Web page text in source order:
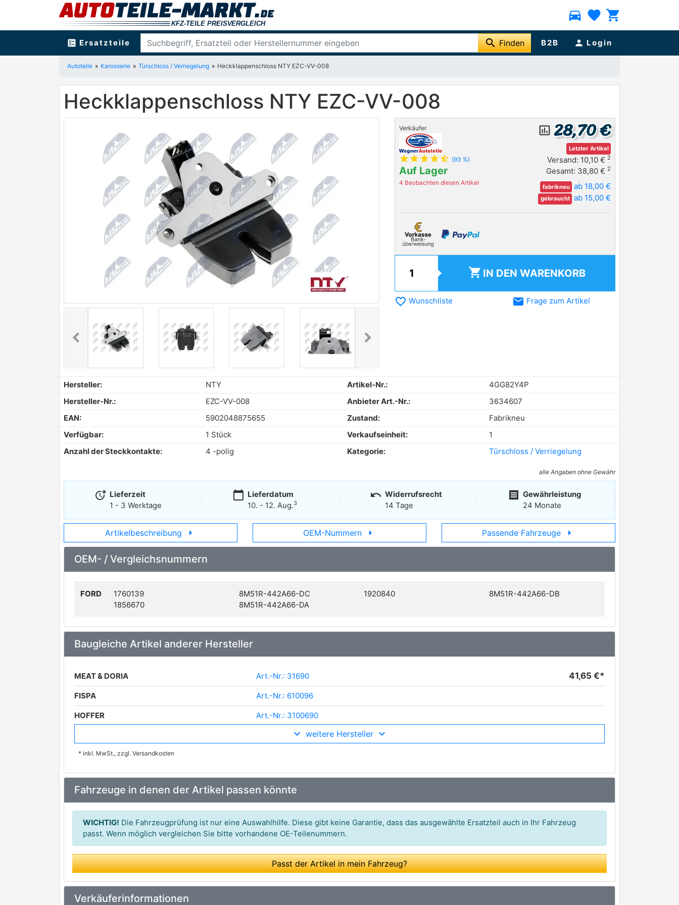
directions_car favorite shopping_cart
ballot Ersatzteile search Finden B2B person Login
Autoteile Karosserie Türschloss / Verriegelung Heckklappenschloss NTY EZC-VV-008
Heckklappenschloss NTY EZC-VV-008
chevron_leftPrevious chevron_right
Next
Verkäufer
star star star star star_half (93 %)
Auf Lager
4 Beobachten diesen Artikel
insert_chart_outlined 28,70 €
Letzter Artikel
Versand: 10,10 € 2
Gesamt: 38,80 € 2
fabrikneu ab 18,00 €
gebraucht ab 15,00 €
shopping_cart IN DEN WARENKORB
favorite_border Wunschliste email Frage zum Artikel
Hersteller: NTY Artikel-Nr.:
4GG82Y4P
Hersteller-Nr.:
EZC-VV-008 Anbieter Art.-Nr.:
3634607
EAN:
5902048875655 Zustand:
Fabrikneu
Verfügbar:
1 Stück Verkaufseinheit:
1
Anzahl der Steckkontakte:
4 -polig Kategorie: Türschloss / Verriegelung
alle Angaben ohne Gewähr
more_time Lieferzeit
1 - 3 Werktage
calendar_today Lieferdatum
10. - 12. Aug.3
undo Widerrufsrecht
14 Tage
receipt Gewährleistung
24 Monate
Artikelbeschreibung arrow_right OEM-Nummern arrow_right Passende Fahrzeuge arrow_right
OEM- / Vergleichsnummern
FORD 1760139 8M51R-442A66-DC 1920840
8M51R-442A66-DB
1856670
8M51R-442A66-DA
Baugleiche Artikel anderer Hersteller
MEAT & DORIA Art.-Nr.: 31690 41,65 €*
FISPA Art.-Nr.: 610096
HOFFER Art.-Nr.: 3100690
Art.-Nr.: 610096
WE PARTS
weitere Hersteller
* inkl. MwSt., zzgl. Versandkosten
Fahrzeuge in denen der Artikel passen könnte
WICHTIG! Die Fahrzeugprüfung ist nur eine Auswahlhilfe. Diese gibt keine Garantie, dass das ausgewählte Ersatzteil auch in Ihr Fahrzeug
passt. Wenn möglich vergleichen Sie bitte vorhandene OE-Teilenummern.
Passt der Artikel in mein Fahrzeug?
Verkäuferinformationen